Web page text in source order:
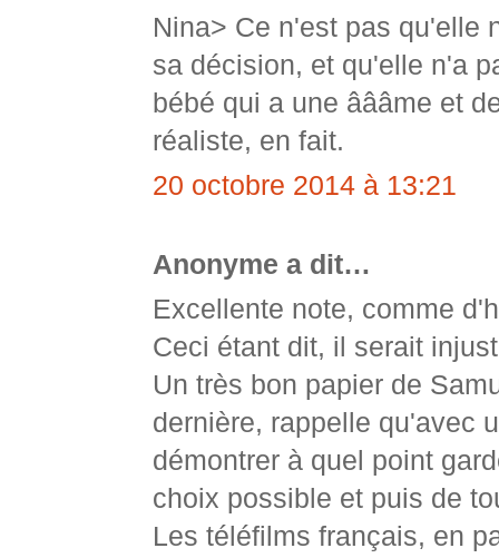
Nina> Ce n'est pas qu'elle
sa décision, et qu'elle n'a
bébé qui a une âââme et
réaliste, en fait.
20 octobre 2014 à 13:21
Anonyme a dit…
Excellente note, comme
Ceci étant dit, il serait
Un très bon papier de
dernière, rappelle qu'avec
démontrer à quel point
choix possible et puis de
Les téléfilms français, en